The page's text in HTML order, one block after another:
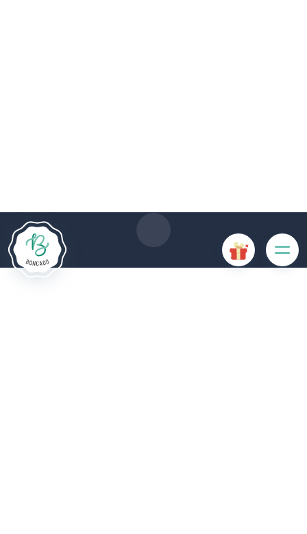
fonctionnalités du site. D'autres cookies sont utilisés à des
fins d'analyse ou de marketing.
Accepter les cookies
Gérer les cookies